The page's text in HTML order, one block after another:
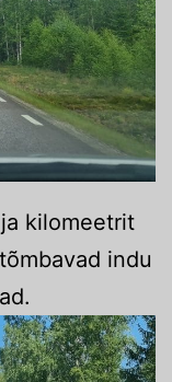
kilomeetrit
indu